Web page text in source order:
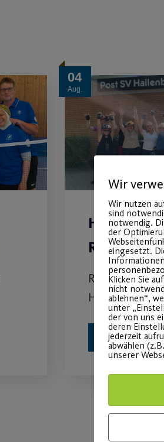
04
Aug.
Rädern
Heiße Tour,
Wir
Wir nutzen
sind
notwendig.
der
eingesetzt.
Klicken Sie
nicht
ablehnen“,
unter
der von uns
deren
jederzeit
abwählen
unserer